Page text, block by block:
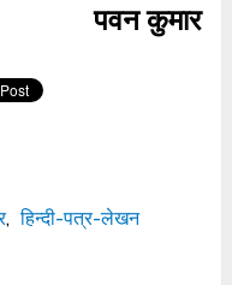
पवन कुमार
, हिन्दी-पत्र-लेखन